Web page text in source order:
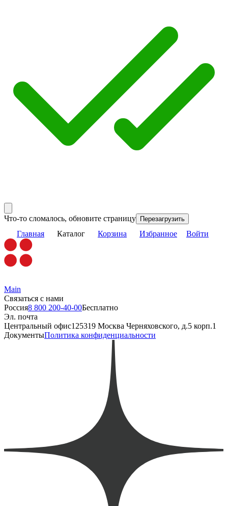
Что-то сломалось, обновите страницу Перезагрузить
Главная Каталог Корзина Избранное Войти
Main
Связаться с нами
Россия8 800 200-40-00Бесплатно
Эл. почта
Центральный офис125319 Москва Черняховского, д.5 корп.1
ДокументыПолитика конфиденциальности